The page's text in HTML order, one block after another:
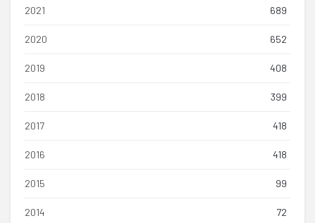
2021 689
2020 652
2019 408
2018 399
2017 418
2016 418
2015 99
2014 72